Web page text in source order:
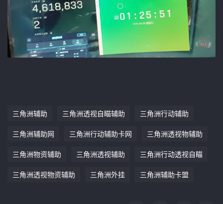
三角洲辅助 三角洲透视自瞄辅助 三角洲行动辅助
三角洲辅助网 三角洲行动辅助卡网 三角洲透视物辅助
三角洲物资辅助 三角洲透视辅助 三角洲行动透视自瞄
三角洲透视物资辅助 三角洲外挂 三角洲辅助卡盟